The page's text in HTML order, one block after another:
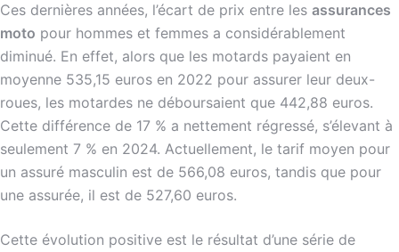
Ces dernières années, l’écart de prix entre les assurances
moto pour hommes et femmes a considérablement
diminué. En effet, alors que les motards payaient en
moyenne 535,15 euros en 2022 pour assurer leur deux-
roues, les motardes ne déboursaient que 442,88 euros.
Cette différence de 17 % a nettement régressé, s’élevant à
seulement 7 % en 2024. Actuellement, le tarif moyen pour
un assuré masculin est de 566,08 euros, tandis que pour
une assurée, il est de 527,60 euros.
Cette évolution positive est le résultat d’une série de